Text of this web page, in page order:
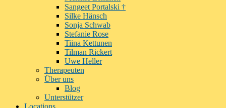
Sangeet Portalski †
Silke Hänsch
Sonja Schwab
Stefanie Rose
Tiina Kettunen
Tilman Rickert
Uwe Heller
Therapeuten
Über uns
Blog
Unterstützer
Locations